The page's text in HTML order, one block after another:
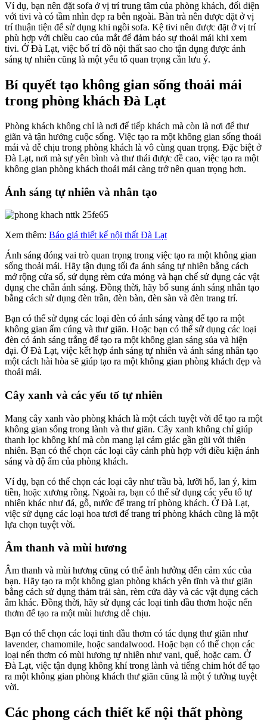
Ví dụ, bạn nên đặt sofa ở vị trí trung tâm của phòng khách, đối diện
với tivi và có tầm nhìn đẹp ra bên ngoài. Bàn trà nên được đặt ở vị
trí thuận tiện để sử dụng khi ngồi sofa. Kệ tivi nên được đặt ở vị trí
phù hợp với chiều cao của mắt để đảm bảo sự thoải mái khi xem
tivi. Ở Đà Lạt, việc bố trí đồ nội thất sao cho tận dụng được ánh
sáng tự nhiên cũng là một yếu tố quan trọng cần lưu ý.
Bí quyết tạo không gian sống thoải mái
trong phòng khách Đà Lạt
Phòng khách không chỉ là nơi để tiếp khách mà còn là nơi để thư
giãn và tận hưởng cuộc sống. Việc tạo ra một không gian sống thoải
mái và dễ chịu trong phòng khách là vô cùng quan trọng. Đặc biệt ở
Đà Lạt, nơi mà sự yên bình và thư thái được đề cao, việc tạo ra một
không gian phòng khách thoải mái càng trở nên quan trọng hơn.
Ánh sáng tự nhiên và nhân tạo
Xem thêm: Báo giá thiết kế nội thất Đà Lạt
Ánh sáng đóng vai trò quan trọng trong việc tạo ra một không gian
sống thoải mái. Hãy tận dụng tối đa ánh sáng tự nhiên bằng cách
mở rộng cửa sổ, sử dụng rèm cửa mỏng và hạn chế sử dụng các vật
dụng che chắn ánh sáng. Đồng thời, hãy bổ sung ánh sáng nhân tạo
bằng cách sử dụng đèn trần, đèn bàn, đèn sàn và đèn trang trí.
Bạn có thể sử dụng các loại đèn có ánh sáng vàng để tạo ra một
không gian ấm cúng và thư giãn. Hoặc bạn có thể sử dụng các loại
đèn có ánh sáng trắng để tạo ra một không gian sáng sủa và hiện
đại. Ở Đà Lạt, việc kết hợp ánh sáng tự nhiên và ánh sáng nhân tạo
một cách hài hòa sẽ giúp tạo ra một không gian phòng khách đẹp và
thoải mái.
Cây xanh và các yếu tố tự nhiên
Mang cây xanh vào phòng khách là một cách tuyệt vời để tạo ra một
không gian sống trong lành và thư giãn. Cây xanh không chỉ giúp
thanh lọc không khí mà còn mang lại cảm giác gần gũi với thiên
nhiên. Bạn có thể chọn các loại cây cảnh phù hợp với điều kiện ánh
sáng và độ ẩm của phòng khách.
Ví dụ, bạn có thể chọn các loại cây như trầu bà, lưỡi hổ, lan ý, kim
tiền, hoặc xương rồng. Ngoài ra, bạn có thể sử dụng các yếu tố tự
nhiên khác như đá, gỗ, nước để trang trí phòng khách. Ở Đà Lạt,
việc sử dụng các loại hoa tươi để trang trí phòng khách cũng là một
lựa chọn tuyệt vời.
Âm thanh và mùi hương
Âm thanh và mùi hương cũng có thể ảnh hưởng đến cảm xúc của
bạn. Hãy tạo ra một không gian phòng khách yên tĩnh và thư giãn
bằng cách sử dụng thảm trải sàn, rèm cửa dày và các vật dụng cách
âm khác. Đồng thời, hãy sử dụng các loại tinh dầu thơm hoặc nến
thơm để tạo ra một mùi hương dễ chịu.
Bạn có thể chọn các loại tinh dầu thơm có tác dụng thư giãn như
lavender, chamomile, hoặc sandalwood. Hoặc bạn có thể chọn các
loại nến thơm có mùi hương tự nhiên như vani, quế, hoặc cam. Ở
Đà Lạt, việc tận dụng không khí trong lành và tiếng chim hót để tạo
ra một không gian phòng khách thư giãn cũng là một ý tưởng tuyệt
vời.
Các phong cách thiết kế nội thất phòng